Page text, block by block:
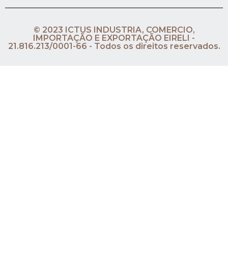
© 2023 ICTUS INDUSTRIA, COMERCIO,
IMPORTAÇÃO E EXPORTAÇÃO EIRELI -
21.816.213/0001-66 - Todos os direitos reservados.